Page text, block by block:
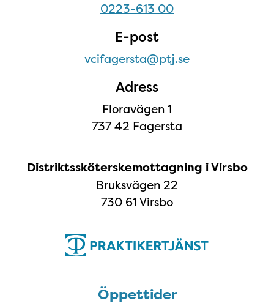
0223-613 00
E-post
vcifagersta@ptj.se
Adress
Floravägen 1
737 42 Fagersta
Distriktssköterskemottagning i Virsbo
Bruksvägen 22
730 61 Virsbo
Öppettider